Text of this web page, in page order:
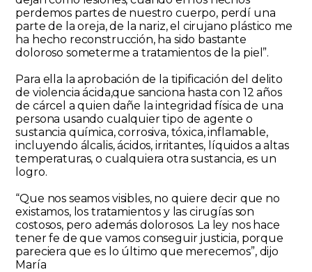
perdemos partes de nuestro cuerpo, perdí una
parte de la oreja, de la nariz, el cirujano plástico me
ha hecho reconstrucción, ha sido bastante
doloroso someterme a tratamientos de la piel”.
Para ella la aprobación de la tipificación del delito
de violencia ácida,que sanciona hasta con 12 años
de cárcel a quien dañe la integridad física de una
persona usando cualquier tipo de agente o
sustancia química, corrosiva, tóxica, inflamable,
incluyendo álcalis, ácidos, irritantes, líquidos a altas
temperaturas, o cualquiera otra sustancia, es un
logro.
“Que nos seamos visibles, no quiere decir que no
existamos, los tratamientos y las cirugías son
costosos, pero además dolorosos. La ley nos hace
tener fe de que vamos conseguir justicia, porque
pareciera que es lo último que merecemos”, dijo
María